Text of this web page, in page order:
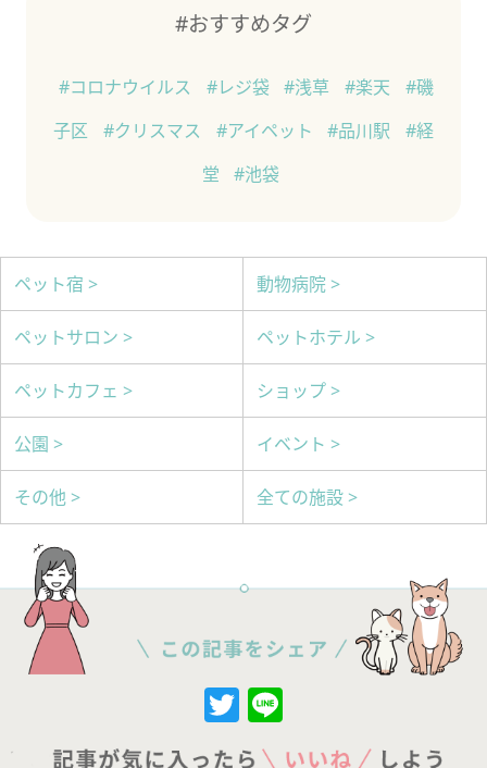
#おすすめタグ
#コロナウイルス #レジ袋 #浅草 #楽天
#磯
子区
#クリスマス #アイペット #品川駅
#経
堂
#池袋
ペット宿 > 動物病院 >
ペットサロン > ペットホテル >
ペットカフェ > ショップ >
公園 > イベント >
その他 > 全ての施設 >
Twitter